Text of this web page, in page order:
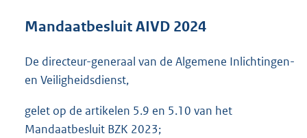
n
d
g
o
Mandaatbesluit AIVD 2024
De directeur-generaal van de Algemene Inlichtingen-
en Veiligheidsdienst,
gelet op de artikelen 5.9 en 5.10 van het
Mandaatbesluit BZK 2023;